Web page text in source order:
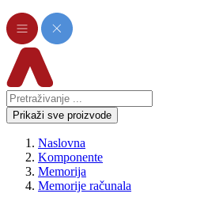
Prikaži sve proizvode
Naslovna
Komponente
Memorija
Memorije računala